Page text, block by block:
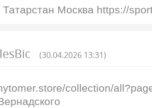
Татарстан Москва https://
(30.04.2026 13:31)
collection/